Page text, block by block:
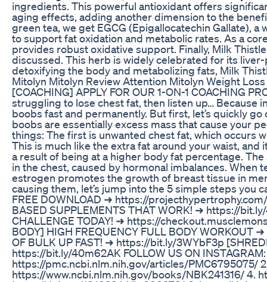
ingredients. This powerful antioxidant offers
aging effects, adding another dimension to the
green tea, we get EGCG (Epigallocatechin Gallate),
to support fat oxidation and metabolic rates. As a
provides robust oxidative support. Finally, Milk
discussed. This herb is widely celebrated for its
detoxifying the body and metabolizing fats, Milk
Mitolyn Mitolyn Review Attention Mitolyn Weight
[COACHING] APPLY FOR OUR 1-ON-1 COACHING
struggling to lose chest fat, then listen up… Because
boobs fast and permanently. But first, let’s quickly
boobs are essentially excess mass that cause your
things: The first is unwanted chest fat, which occurs
This is much like the extra fat around your waist,
a result of being at a higher body fat percentage.
in the chest, caused by hormonal imbalances.
estrogen promotes the growth of breast tissue in
causing them, let’s jump into the 5 simple steps you
FREE DOWNLOAD ➜ https://
BASED SUPPLEMENTS THAT WORK! ➜ https://
CHALLENGE TODAY! ➜ https://
BODY] HIGH FREQUENCY FULL BODY WORKOUT
OF BULK UP FAST! ➜ https://bit.ly/3WYbF3p
https://bit.ly/40m62AK FOLLOW US ON
https://pmc.ncbi.nlm.nih.gov/articles/PMC6795075/
https://www.ncbi.nlm.nih.gov/books/NBK241316/ 4.